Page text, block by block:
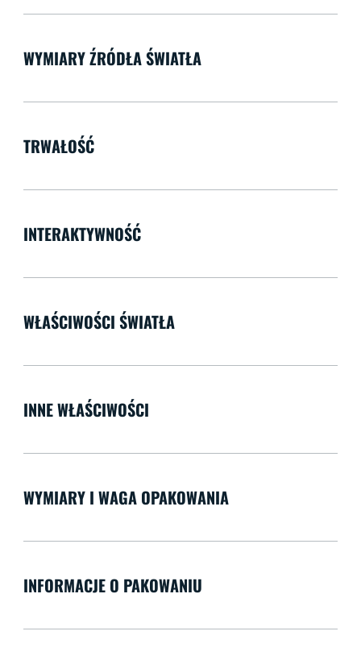
WYMIARY ŹRÓDŁA ŚWIATŁA
TRWAŁOŚĆ
INTERAKTYWNOŚĆ
WŁAŚCIWOŚCI ŚWIATŁA
INNE WŁAŚCIWOŚCI
WYMIARY I WAGA OPAKOWANIA
INFORMACJE O PAKOWANIU